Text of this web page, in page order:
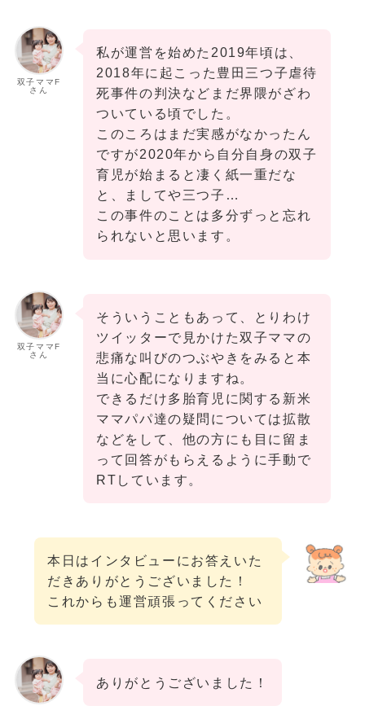
双子ママF
さん
私が運営を始めた2019年頃は、
2018年に起こった豊田三つ子虐待
死事件の判決などまだ界隈がざわ
ついている頃でした。
このころはまだ実感がなかったん
ですが2020年から自分自身の双子
育児が始まると凄く紙一重だな
と、ましてや三つ子…
この事件のことは多分ずっと忘れ
られないと思います。
双子ママF
さん
そういうこともあって、とりわけ
ツイッターで見かけた双子ママの
悲痛な叫びのつぶやきをみると本
当に心配になりますね。
できるだけ多胎育児に関する新米
ママパパ達の疑問については拡散
などをして、他の方にも目に留ま
って回答がもらえるように手動で
RTしています。
本日はインタビューにお答えいた
だきありがとうございました！
これからも運営頑張ってください
ありがとうございました！